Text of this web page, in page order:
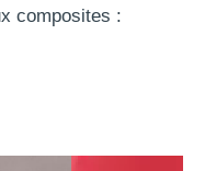
composites :